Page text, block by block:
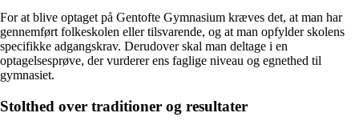
For at blive optaget på Gentofte Gymnasium kræves det, at man har
gennemført folkeskolen eller tilsvarende, og at man opfylder skolens
specifikke adgangskrav. Derudover skal man deltage i en
optagelsesprøve, der vurderer ens faglige niveau og egnethed til
gymnasiet.
Stolthed over traditioner og resultater